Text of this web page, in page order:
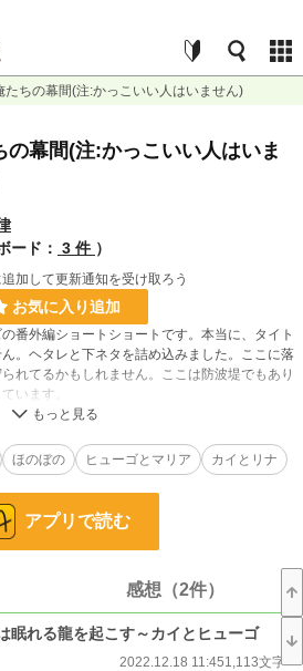
たちの幕間(注:かっこいい人はいません)
の幕間(注:かっこいい人はいま
ード： 3 件 ）
加して更新通知を受け取ろう
お気に入り追加
番外編ショートショートです。本当に、タイト
。ヘタレと下ネタを詰め込みました。ここに落
れてるかもしれません。ここは防波堤でもあり
います。
る龍を起こす」
師は夜を渡り歩く」
ほのぼの ヒューゴとマリア カイとリナ
アプリで読む
感想（2件）
眠れる龍を起こす～カイとヒューゴ
2022.12.18 11:451,113文字